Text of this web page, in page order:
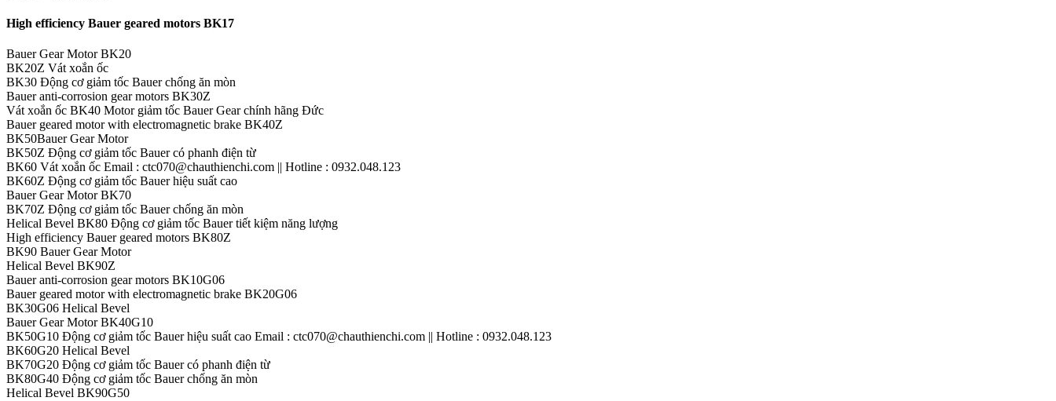
High efficiency Bauer geared motors BK17
Bauer Gear Motor BK20
BK20Z Vát xoắn ốc
BK30 Động cơ giảm tốc Bauer chống ăn mòn
Bauer anti-corrosion gear motors BK30Z
Vát xoắn ốc BK40 Motor giảm tốc Bauer Gear chính hãng Đức
Bauer geared motor with electromagnetic brake BK40Z
BK50Bauer Gear Motor
BK50Z Động cơ giảm tốc Bauer có phanh điện từ
BK60 Vát xoắn ốc Email : ctc070@chauthienchi.com || Hotline : 0932.048.123
BK60Z Động cơ giảm tốc Bauer hiệu suất cao
Bauer Gear Motor BK70
BK70Z Động cơ giảm tốc Bauer chống ăn mòn
Helical Bevel BK80 Động cơ giảm tốc Bauer tiết kiệm năng lượng
High efficiency Bauer geared motors BK80Z
BK90 Bauer Gear Motor
Helical Bevel BK90Z
Bauer anti-corrosion gear motors BK10G06
Bauer geared motor with electromagnetic brake BK20G06
BK30G06 Helical Bevel
Bauer Gear Motor BK40G10
BK50G10 Động cơ giảm tốc Bauer hiệu suất cao Email : ctc070@chauthienchi.com || Hotline : 0932.048.123
BK60G20 Helical Bevel
BK70G20 Động cơ giảm tốc Bauer có phanh điện từ
BK80G40 Động cơ giảm tốc Bauer chống ăn mòn
Helical Bevel BK90G50